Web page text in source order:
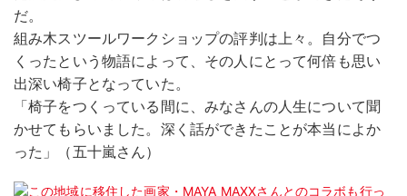
だ。
組み木スツールワークショップの評判は上々。自分でつ
くったという物語によって、その人にとって何倍も思い
出深い椅子となっていた。
「椅子をつくっている間に、みなさんの人生について聞
かせてもらいました。深く話ができたことが本当によか
った」（五十嵐さん）